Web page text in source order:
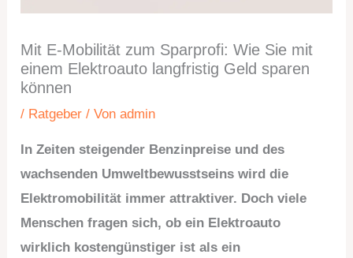
Mit E-Mobilität zum Sparprofi: Wie Sie mit
einem Elektroauto langfristig Geld sparen
können
/ Ratgeber / Vonadmin
In Zeiten steigender Benzinpreise und des
wachsenden Umweltbewusstseins wird die
Elektromobilität immer attraktiver. Doch viele
Menschen fragen sich, ob ein Elektroauto
wirklich kostengünstiger ist als ein